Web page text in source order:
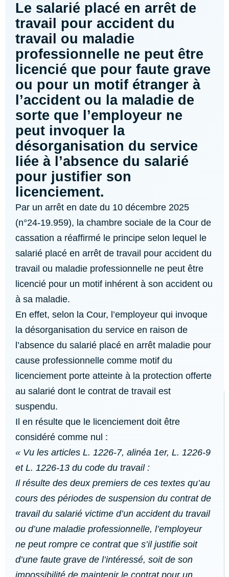
Le salarié placé en arrêt de
travail pour accident du
travail ou maladie
professionnelle ne peut être
licencié que pour faute grave
ou pour un motif étranger à
l’accident ou la maladie de
sorte que l’employeur ne
peut invoquer la
désorganisation du service
liée à l’absence du salarié
pour justifier son
licenciement.
Par un arrêt en date du 10 décembre 2025
(n°24-19.959), la chambre sociale de la Cour de
cassation a réaffirmé le principe selon lequel le
salarié placé en arrêt de travail pour accident du
travail ou maladie professionnelle ne peut être
licencié pour un motif inhérent à son accident ou
à sa maladie.
En effet, selon la Cour, l’employeur qui invoque
la désorganisation du service en raison de
l’absence du salarié placé en arrêt maladie pour
cause professionnelle comme motif du
licenciement porte atteinte à la protection offerte
au salarié dont le contrat de travail est
suspendu.
Il en résulte que le licenciement doit être
considéré comme nul :
« Vu les articles L. 1226-7, alinéa 1er, L. 1226-9
et L. 1226-13 du code du travail :
Il résulte des deux premiers de ces textes qu’au
cours des périodes de suspension du contrat de
travail du salarié victime d’un accident du travail
ou d’une maladie professionnelle, l’employeur
ne peut rompre ce contrat que s’il justifie soit
d’une faute grave de l’intéressé, soit de son